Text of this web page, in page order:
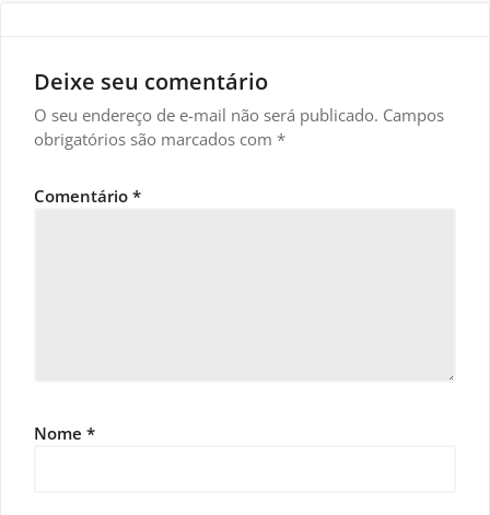
Deixe seu comentário
O seu endereço de e-mail não será publicado. Campos
obrigatórios são marcados com *
Comentário *
Nome *